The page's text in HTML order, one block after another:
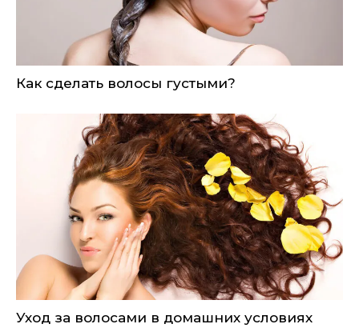
Как сделать волосы густыми?
Уход за волосами в домашних условиях